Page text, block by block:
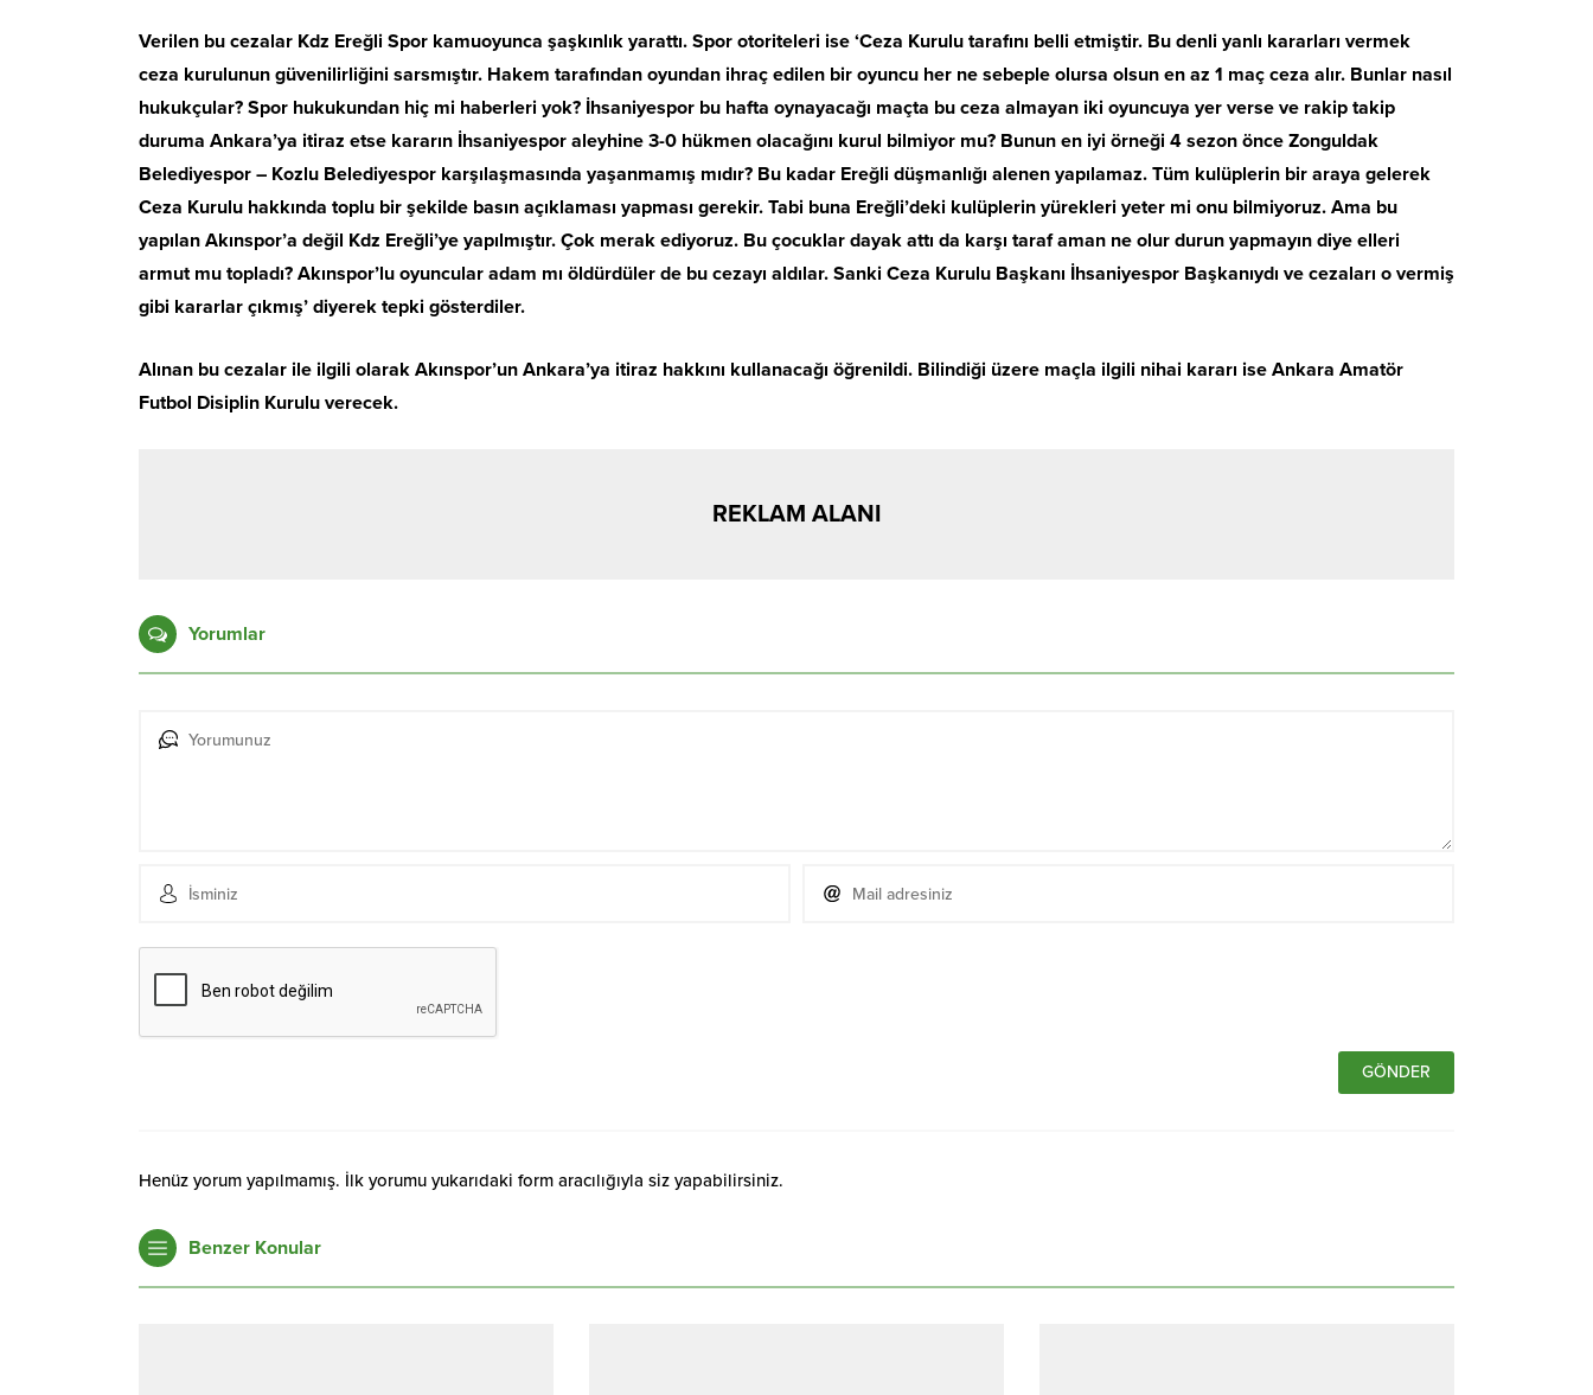
Verilen bu cezalar Kdz Ereğli Spor kamuoyunca şaşkınlık yarattı. Spor otoriteleri ise ‘Ceza Kurulu tarafını belli etmiştir. Bu denli yanlı kararları vermek
ceza kurulunun güvenilirliğini sarsmıştır. Hakem tarafından oyundan ihraç edilen bir oyuncu her ne sebeple olursa olsun en az 1 maç ceza alır. Bunlar nasıl
hukukçular? Spor hukukundan hiç mi haberleri yok? İhsaniyespor bu hafta oynayacağı maçta bu ceza almayan iki oyuncuya yer verse ve rakip takip
duruma Ankara’ya itiraz etse kararın İhsaniyespor aleyhine 3-0 hükmen olacağını kurul bilmiyor mu? Bunun en iyi örneği 4 sezon önce Zonguldak
Belediyespor – Kozlu Belediyespor karşılaşmasında yaşanmamış mıdır? Bu kadar Ereğli düşmanlığı alenen yapılamaz. Tüm kulüplerin bir araya gelerek
Ceza Kurulu hakkında toplu bir şekilde basın açıklaması yapması gerekir. Tabi buna Ereğli’deki kulüplerin yürekleri yeter mi onu bilmiyoruz. Ama bu
yapılan Akınspor’a değil Kdz Ereğli’ye yapılmıştır. Çok merak ediyoruz. Bu çocuklar dayak attı da karşı taraf aman ne olur durun yapmayın diye elleri
armut mu topladı? Akınspor’lu oyuncular adam mı öldürdüler de bu cezayı aldılar. Sanki Ceza Kurulu Başkanı İhsaniyespor Başkanıydı ve cezaları o vermiş
gibi kararlar çıkmış’ diyerek tepki gösterdiler.
Alınan bu cezalar ile ilgili olarak Akınspor’un Ankara’ya itiraz hakkını kullanacağı öğrenildi. Bilindiği üzere maçla ilgili nihai kararı ise Ankara Amatör
Futbol Disiplin Kurulu verecek.
REKLAM ALANI
Yorumlar
Henüz yorum yapılmamış. İlk yorumu yukarıdaki form aracılığıyla siz yapabilirsiniz.
Benzer Konular